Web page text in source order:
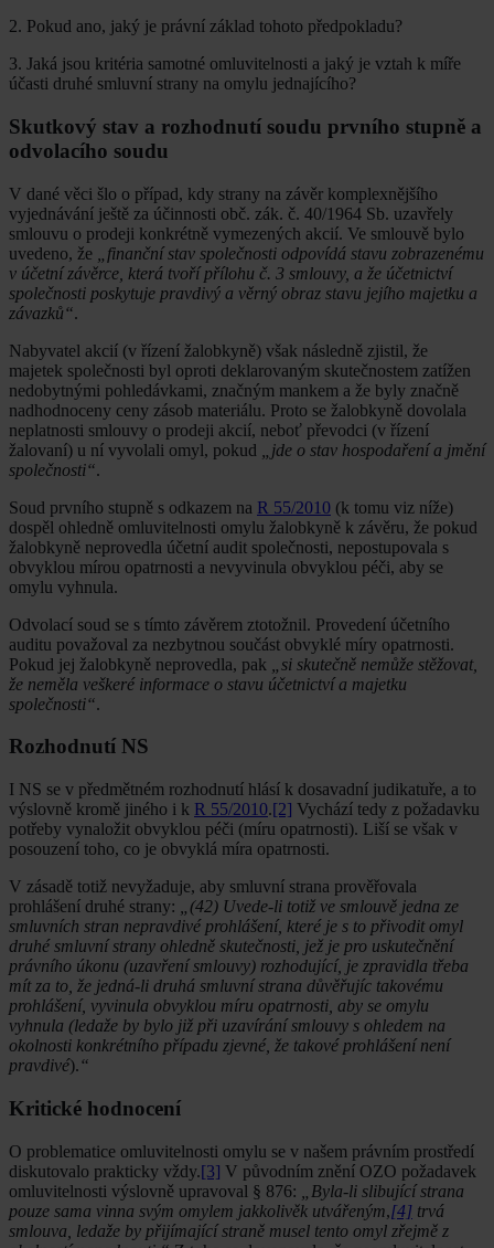
2. Pokud ano, jaký je právní základ tohoto předpokladu?
3. Jaká jsou kritéria samotné omluvitelnosti a jaký je vztah k míře
účasti druhé smluvní strany na omylu jednajícího?
Skutkový stav a rozhodnutí soudu prvního stupně a
odvolacího soudu
V dané věci šlo o případ, kdy strany na závěr komplexnějšího
vyjednávání ještě za účinnosti obč. zák. č. 40/1964 Sb. uzavřely
smlouvu o prodeji konkrétně vymezených akcií. Ve smlouvě bylo
uvedeno, že
„finanční stav společnosti odpovídá stavu zobrazenému
v účetní závěrce, která tvoří přílohu č. 3 smlouvy, a že účetnictví
společnosti poskytuje pravdivý a věrný obraz stavu jejího majetku a
závazků“.
Nabyvatel akcií (v řízení žalobkyně) však následně zjistil, že
majetek společnosti byl oproti deklarovaným skutečnostem zatížen
nedobytnými pohledávkami, značným mankem a že byly značně
nadhodnoceny ceny zásob materiálu. Proto se žalobkyně dovolala
neplatnosti smlouvy o prodeji akcií, neboť převodci (v řízení
žalovaní) u ní vyvolali omyl, pokud
„jde o stav hospodaření a jmění
společnosti“.
Soud prvního stupně s odkazem na R 55/2010 (k tomu viz níže)
dospěl ohledně omluvitelnosti omylu žalobkyně k závěru, že pokud
žalobkyně neprovedla účetní audit společnosti, nepostupovala s
obvyklou mírou opatrnosti a nevyvinula obvyklou péči, aby se
omylu vyhnula.
Odvolací soud se s tímto závěrem ztotožnil. Provedení účetního
auditu považoval za nezbytnou součást obvyklé míry opatrnosti.
Pokud jej žalobkyně neprovedla, pak
„si skutečně nemůže stěžovat,
že neměla veškeré informace o stavu účetnictví a majetku
společnosti“.
Rozhodnutí NS
I NS se v předmětném rozhodnutí hlásí k dosavadní judikatuře, a to
výslovně kromě jiného i k R 55/2010.[2] Vychází tedy z požadavku
potřeby vynaložit obvyklou péči (míru opatrnosti). Liší se však v
posouzení toho, co je obvyklá míra opatrnosti.
V zásadě totiž nevyžaduje, aby smluvní strana prověřovala
prohlášení druhé strany:
„(42) Uvede-li totiž ve smlouvě jedna ze
smluvních stran nepravdivé prohlášení, které je s to přivodit omyl
druhé smluvní strany ohledně skutečnosti, jež je pro uskutečnění
právního úkonu (uzavření smlouvy) rozhodující, je zpravidla třeba
mít za to, že jedná-li druhá smluvní strana důvěřujíc takovému
prohlášení, vyvinula obvyklou míru opatrnosti, aby se omylu
vyhnula (ledaže by bylo již při uzavírání smlouvy s ohledem na
okolnosti konkrétního případu zjevné, že takové prohlášení není
pravdivé).“
Kritické hodnocení
O problematice omluvitelnosti omylu se v našem právním prostředí
diskutovalo prakticky vždy.[3] V původním znění OZO požadavek
omluvitelnosti výslovně upravoval § 876:
„Byla-li slibující strana
pouze sama vinna svým omylem jakkolivěk utvářeným,[4] trvá
smlouva, ledaže by přijímající straně musel tento omyl zřejmě z